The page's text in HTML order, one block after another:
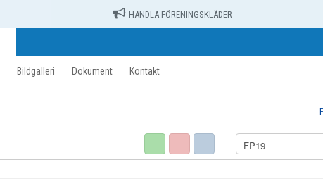
HANDLA FÖRENINGSKLÄDER
Bildgalleri Dokument Kontakt